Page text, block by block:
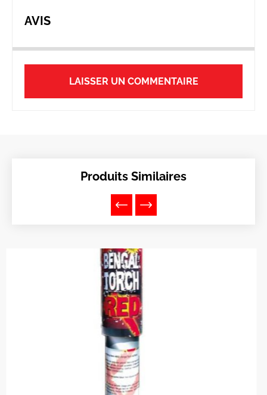
AVIS
LAISSER UN COMMENTAIRE
Produits Similaires